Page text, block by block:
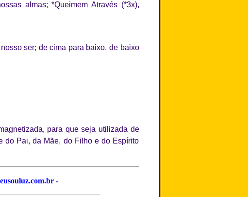
almas; *Queimem Através (*3x),
ser; de cima para baixo, de baixo
para que seja utilizada de
do Pai, da Mãe, do Filho e do Espírito
-